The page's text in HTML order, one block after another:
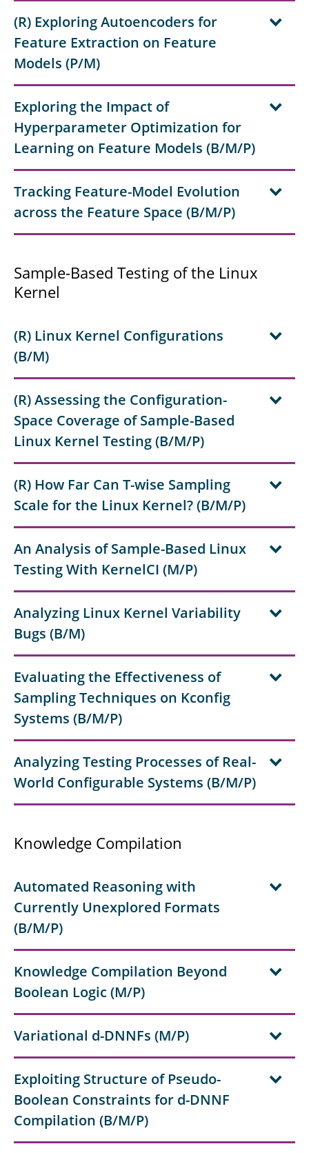
(R) Exploring Autoencoders for
Feature Extraction on Feature
Models (P/M)
Exploring the Impact of
Hyperparameter Optimization for
Learning on Feature Models (B/M/P)
Tracking Feature-Model Evolution
across the Feature Space (B/M/P)
Sample-Based Testing of the Linux
Kernel
(R) Linux Kernel Configurations
(B/M)
(R) Assessing the Configuration-
Space Coverage of Sample-Based
Linux Kernel Testing (B/M/P)
(R) How Far Can T-wise Sampling
Scale for the Linux Kernel? (B/M/P)
An Analysis of Sample-Based Linux
Testing With KernelCI (M/P)
Analyzing Linux Kernel Variability
Bugs (B/M)
Evaluating the Effectiveness of
Sampling Techniques on Kconfig
Systems (B/M/P)
Analyzing Testing Processes of Real-
World Configurable Systems (B/M/P)
Knowledge Compilation
Automated Reasoning with
Currently Unexplored Formats
(B/M/P)
Knowledge Compilation Beyond
Boolean Logic (M/P)
Variational d-DNNFs (M/P)
Exploiting Structure of Pseudo-
Boolean Constraints for d-DNNF
Compilation (B/M/P)